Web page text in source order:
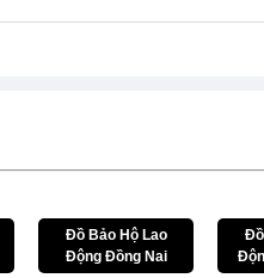
Đồ Bảo Hộ Lao
Động Đồng Nai